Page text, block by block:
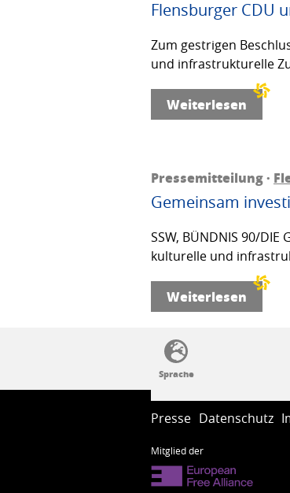
Flensburger CDU
Zum gestrigen
und infrastrukturelle
Weiterlesen
Pressemitteilung ·
Gemeinsam
SSW, BÜNDNIS 90/
kulturelle und
Weiterlesen
SSW-Politik von A bis Z
Presse Datenschutz
Mitglied der